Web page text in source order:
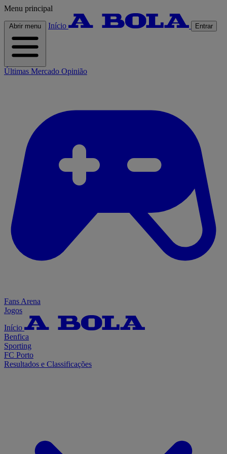
Menu principal
Abrir menu Início Entrar
Últimas Mercado Opinião
Fans Arena
Jogos
Início
Benfica
Sporting
FC Porto
Resultados e Classificações